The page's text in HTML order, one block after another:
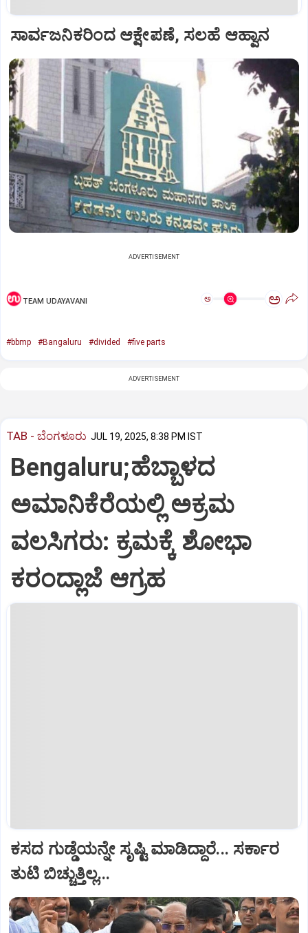
ಸಾರ್ವಜನಿಕರಿಂದ ಆಕ್ಷೇಪಣೆ, ಸಲಹೆ ಆಹ್ವಾನ
ADVERTISEMENT
TEAM UDAYAVANI ಅ ಅ
#bbmp #Bangaluru #divided #five parts
ADVERTISEMENT
TAB - ಬೆಂಗಳೂರು JUL 19, 2025, 8:38 PM IST
Bengaluru;ಹೆಬ್ಬಾಳದ
ಅಮಾನಿಕೆರೆಯಲ್ಲಿ ಅಕ್ರಮ
ವಲಸಿಗರು: ಕ್ರಮಕ್ಕೆ ಶೋಭಾ
ಕರಂದ್ಲಾಜೆ ಆಗ್ರಹ
ಕಸದ ಗುಡ್ಡೆಯನ್ನೇ ಸೃಷ್ಟಿ ಮಾಡಿದ್ದಾರೆ... ಸರ್ಕಾರ
ತುಟಿ ಬಿಚ್ಚುತ್ತಿಲ್ಲ...